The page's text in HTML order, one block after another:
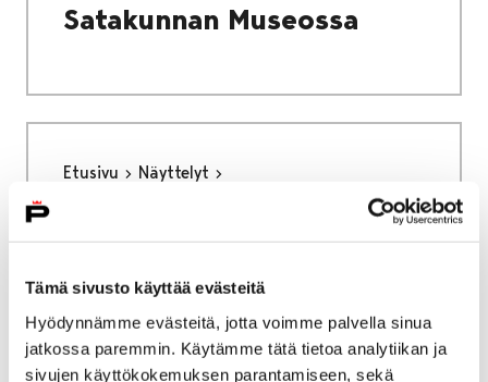
Tämä sivusto käyttää evästeitä
Hyödynnämme evästeitä, jotta voimme palvella sinua
jatkossa paremmin. Käytämme tätä tietoa analytiikan ja
sivujen käyttökokemuksen parantamiseen, sekä
Satakunnan Museossa
Etusivu
Näyttelyt
Lähdeluettelo